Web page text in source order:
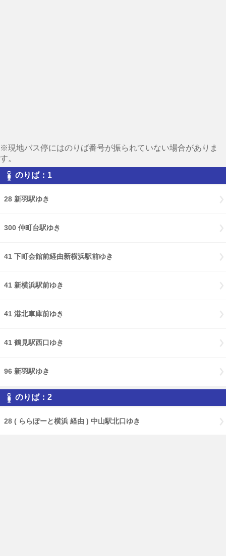
※現地バス停にはのりば番号が振られていない場合がありま
す。
のりば：1
28 新羽駅ゆき
300 仲町台駅ゆき
41 下町会館前経由新横浜駅前ゆき
41 新横浜駅前ゆき
41 港北車庫前ゆき
41 鶴見駅西口ゆき
96 新羽駅ゆき
のりば：2
28 ( ららぽーと横浜 経由 ) 中山駅北口ゆき